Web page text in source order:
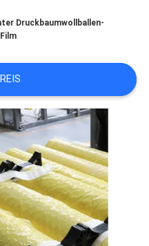
Druckbaumwollballen-